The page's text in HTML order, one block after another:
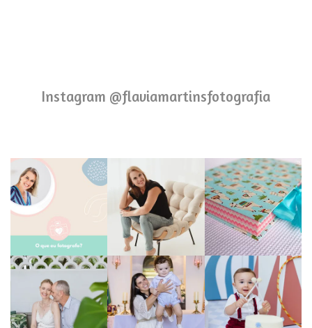
Instagram @flaviamartinsfotografia